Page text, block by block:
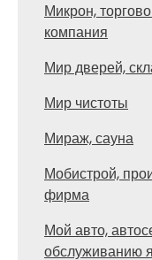
Микрон,
компания
Мир дверей,
Мир чистоты
Мираж, сауна
Мобистрой,
фирма
Мой авто,
обслуживанию